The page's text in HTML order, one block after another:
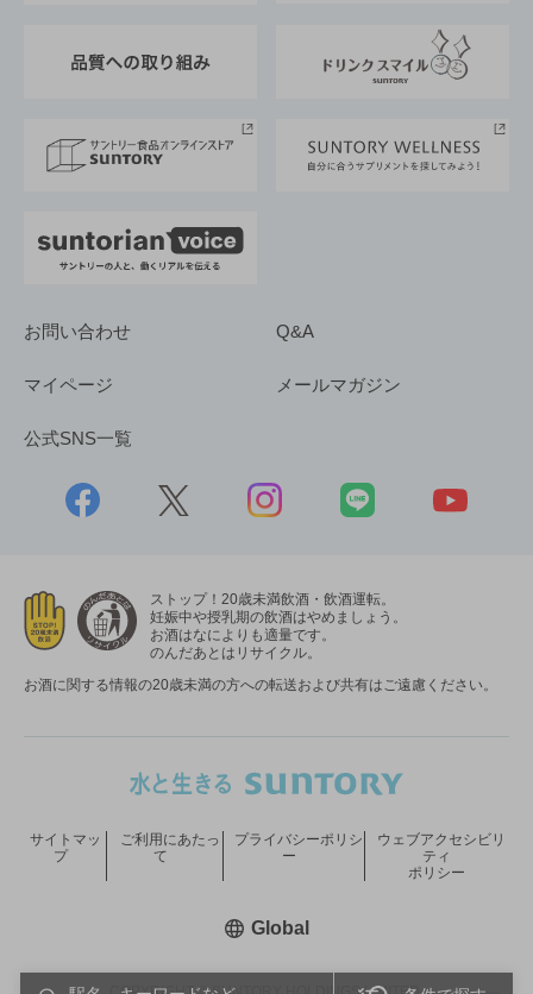
採用情報
お問い合わせ Q&A
マイページ メールマガジン
公式SNS一覧
ストップ！20歳未満飲酒・飲酒運転。
妊娠中や授乳期の飲酒はやめましょう。
お酒はなによりも適量です。
のんだあとはリサイクル。
お酒に関する情報の20歳未満の方への転送および共有はご遠慮ください。
サイトマッ
プ
ご利用にあたっ
て
プライバシーポリシ
ー
ウェブアクセシビリ
ティ
ポリシー
Global新しいウィンドウで開く